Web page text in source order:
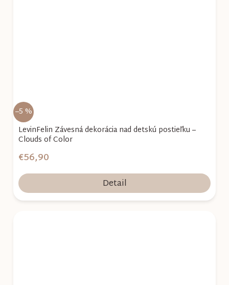
–5 %
LevinFelin Závesná dekorácia nad detskú postieľku –
Clouds of Color
€56,90
Detail